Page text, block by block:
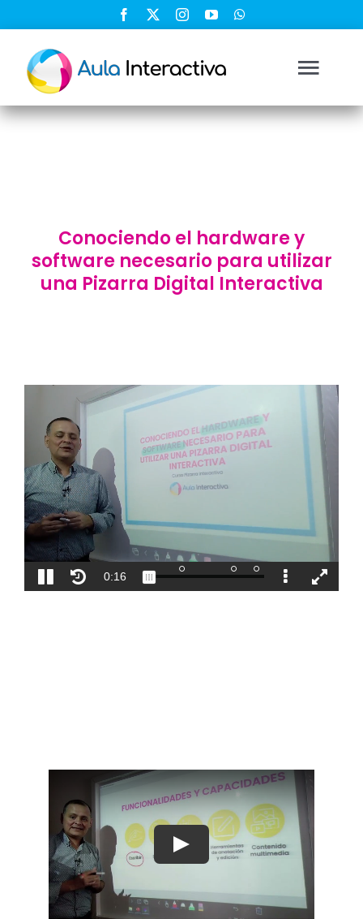
contenido
Nosotros
Soluciones
Blog
Contacto
Conociendo el hardware y
software necesario para utilizar
una Pizarra Digital Interactiva